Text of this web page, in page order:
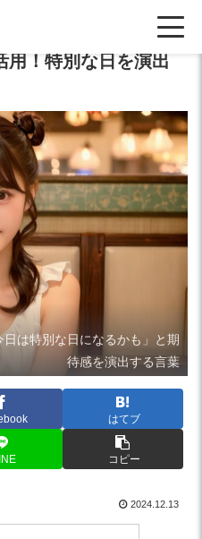
用！特別な日を演出
は特別な日になるかも」と期
待感を演出する言葉
はてブ
コピー
2024.12.13